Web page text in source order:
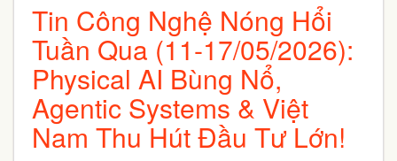
Tin Công Nghệ Nóng Hổi
Tuần Qua (11-17/05/2026):
Physical AI Bùng Nổ,
Agentic Systems & Việt
Nam Thu Hút Đầu Tư Lớn!